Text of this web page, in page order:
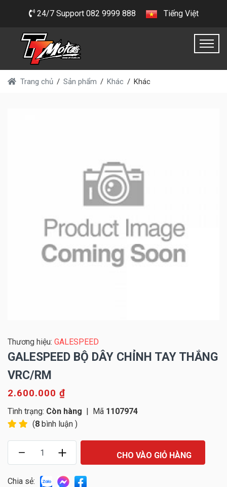
24/7 Support 082 9999 888 Tiếng Việt
Trang chủ Sản phẩm Khác Khác
Thương hiệu: GALESPEED
GALESPEED BỘ DÂY CHỈNH TAY THẮNG
VRC/RM
2.600.000 ₫
Tình trạng: Còn hàng Mã 1107974
(8 bình luận )
CHO VÀO GIỎ HÀNG
Chia sẻ: